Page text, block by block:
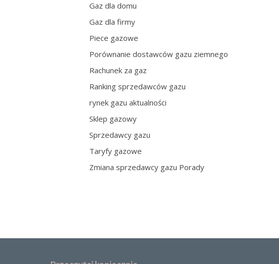
Gaz dla domu
Gaz dla firmy
Piece gazowe
Porównanie dostawców gazu ziemnego
Rachunek za gaz
Ranking sprzedawców gazu
rynek gazu aktualności
Sklep gazowy
Sprzedawcy gazu
Taryfy gazowe
Zmiana sprzedawcy gazu Porady